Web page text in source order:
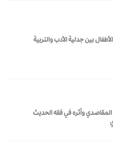
بين جدلية الأدب والتربية
المقاصدي وأثره في فقه الحديث